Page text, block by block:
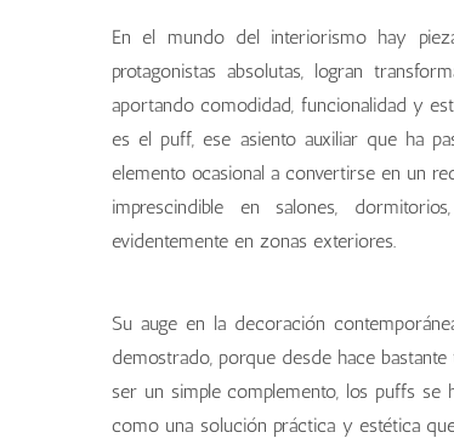
En el mundo del interiorismo hay
protagonistas absolutas, logran
aportando comodidad, funcionalidad y
es el puff, ese asiento auxiliar que ha
elemento ocasional a convertirse en un
imprescindible en salones,
evidentemente en zonas exteriores.
Su auge en la decoración
demostrado, porque desde hace
ser un simple complemento, los puffs se
como una solución práctica y estética